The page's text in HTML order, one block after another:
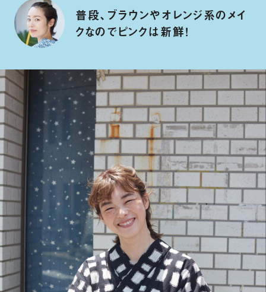
普段、ブラウンやオレンジ系のメイ
クなのでピンクは新鮮！